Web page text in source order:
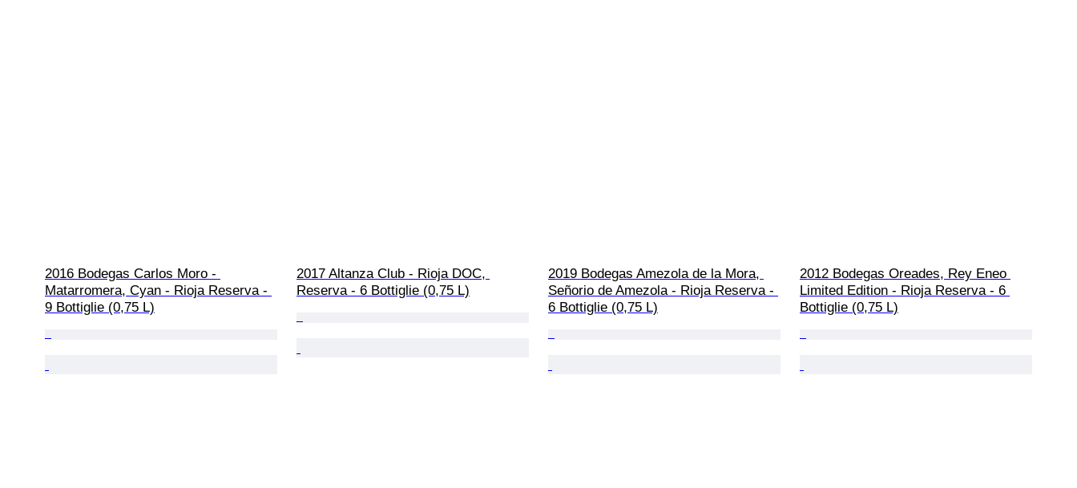
2016 Bodegas Carlos Moro -
Matarromera, Cyan - Rioja Reserva -
9 Bottiglie (0,75 L)
2017 Altanza Club - Rioja DOC,
Reserva - 6 Bottiglie (0,75 L)
2019 Bodegas Amezola de la Mora,
Señorio de Amezola - Rioja Reserva -
6 Bottiglie (0,75 L)
2012 Bodegas Oreades, Rey Eneo
Limited Edition - Rioja Reserva - 6
Bottiglie (0,75 L)